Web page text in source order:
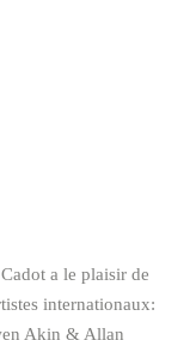
a le plaisir de
internationaux:
Akin & Allan